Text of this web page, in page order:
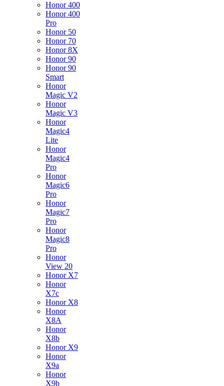
Honor 400
Honor 400
Pro
Honor 50
Honor 70
Honor 8X
Honor 90
Honor 90
Smart
Honor
Magic V2
Honor
Magic V3
Honor
Magic4
Lite
Honor
Magic4
Pro
Honor
Magic6
Pro
Honor
Magic7
Pro
Honor
Magic8
Pro
Honor
View 20
Honor X7
Honor
X7c
Honor X8
Honor
X8A
Honor
X8b
Honor X9
Honor
X9a
Honor
X9b